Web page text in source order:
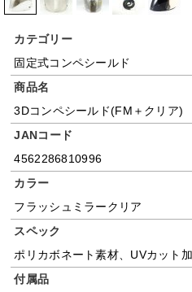
カテゴリー
固定式コンペシールド
商品名
3Dコンペシールド(FM＋クリア)
JANコード
4562286810996
カラー
フラッシュミラークリア
スペック
ポリカボネート素材、UVカット
付属品